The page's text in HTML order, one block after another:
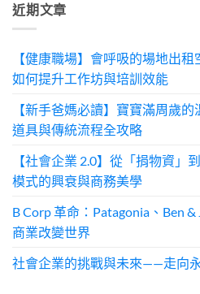
近期文章
【健康職場】會呼吸的場地出租
如何提升工作坊與培訓效能
【新手爸媽必讀】寶寶滿周歲
道具與傳統流程全攻略
【社會企業 2.0】從「捐物資」
模式的興衰與商務美學
B Corp 革命：Patagonia、Ben &
商業改變世界
社會企業的挑戰與未來——走向